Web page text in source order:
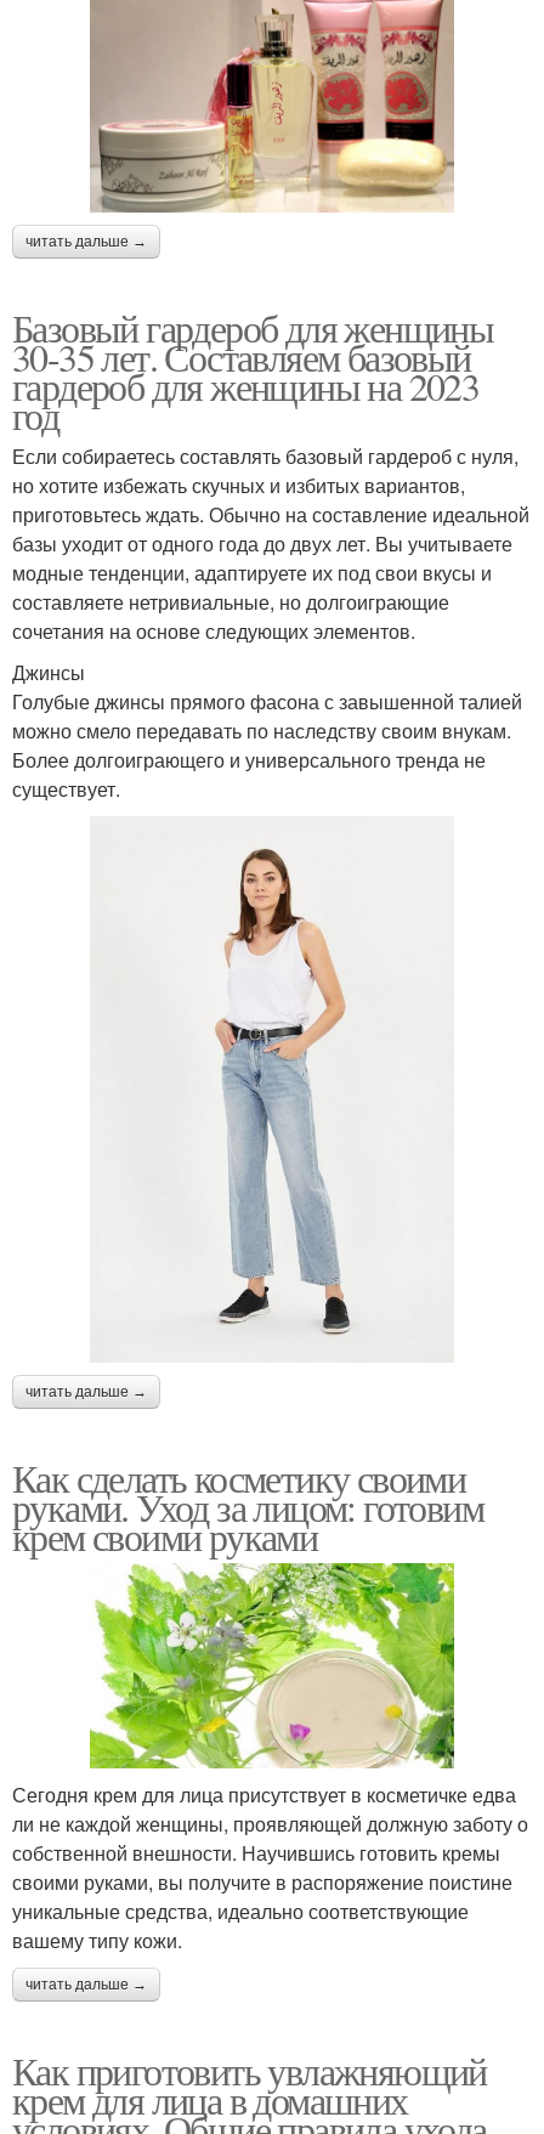
читать дальше →
Базовый гардероб для женщины
30-35 лет. Составляем базовый
гардероб для женщины на 2023
год
Если собираетесь составлять базовый гардероб с нуля,
но хотите избежать скучных и избитых вариантов,
приготовьтесь ждать. Обычно на составление идеальной
базы уходит от одного года до двух лет. Вы учитываете
модные тенденции, адаптируете их под свои вкусы и
составляете нетривиальные, но долгоиграющие
сочетания на основе следующих элементов.
Джинсы
Голубые джинсы прямого фасона с завышенной талией
можно смело передавать по наследству своим внукам.
Более долгоиграющего и универсального тренда не
существует.
читать дальше →
Как сделать косметику своими
руками. Уход за лицом: готовим
крем своими руками
Сегодня крем для лица присутствует в косметичке едва
ли не каждой женщины, проявляющей должную заботу о
собственной внешности. Научившись готовить кремы
своими руками, вы получите в распоряжение поистине
уникальные средства, идеально соответствующие
вашему типу кожи.
читать дальше →
Как приготовить увлажняющий
крем для лица в домашних